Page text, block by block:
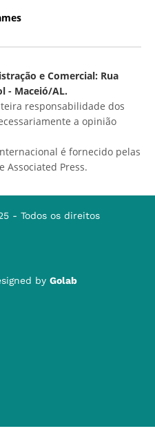
e Comercial: Rua
- Maceió/AL.
responsabilidade dos
a opinião
é fornecido pelas
Associated Press.
- Todos os direitos
by Golab